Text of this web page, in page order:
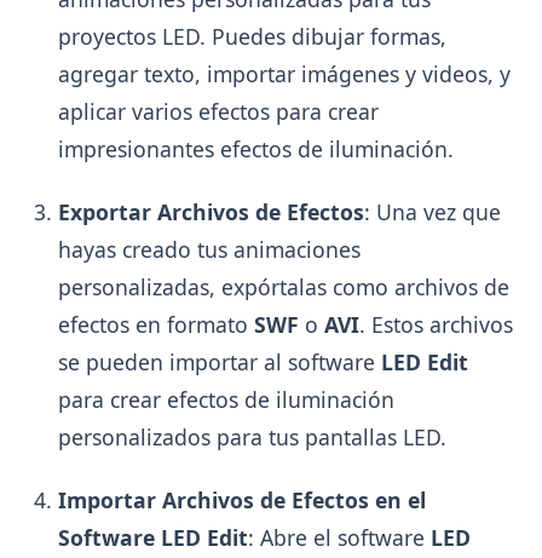
proyectos LED. Puedes dibujar formas,
agregar texto, importar imágenes y videos, y
aplicar varios efectos para crear
impresionantes efectos de iluminación.
Exportar Archivos de Efectos: Una vez que
hayas creado tus animaciones
personalizadas, expórtalas como archivos de
efectos en formato SWF o AVI. Estos archivos
se pueden importar al software LED Edit
para crear efectos de iluminación
personalizados para tus pantallas LED.
Importar Archivos de Efectos en el
Software LED Edit: Abre el software LED